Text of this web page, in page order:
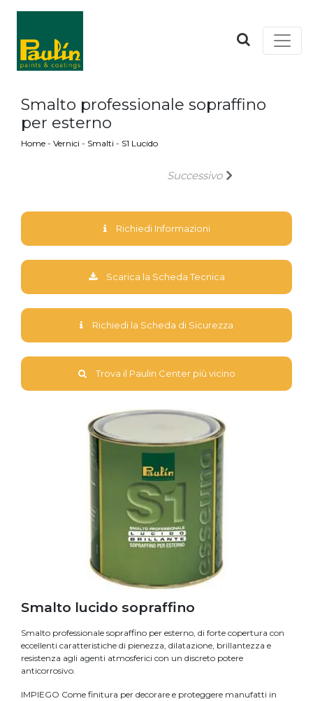
Smalto professionale sopraffino
per esterno
Home - Vernici - Smalti - S1 Lucido
Successivo
Richiedi Informazioni
Scarica la Scheda Tecnica
Richiedi la Scheda di Sicurezza
Trova il Paulin Center più vicino
Smalto lucido sopraffino
Smalto professionale sopraffino per esterno, di forte copertura con
eccellenti caratteristiche di pienezza, dilatazione, brillantezza e
resistenza agli agenti atmosferici con un discreto potere
anticorrosivo.
IMPIEGO Come finitura per decorare e proteggere manufatti in